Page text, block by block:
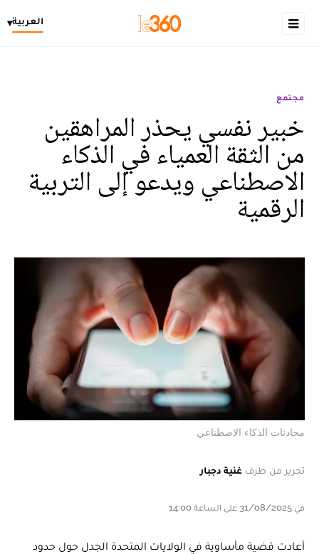
العربية▾
مجتمع
خبير نفسي يحذر المراهقين
من الثقة العمياء في الذكاء
الاصطناعي ويدعو إلى التربية
الرقمية
محادثات الذكاء الاصطناعي
تحرير من طرف غنية دجبار
في 31/08/2025 على الساعة 14:00
أعادت قضية مأساوية في الولايات المتحدة الجدل حول حدود